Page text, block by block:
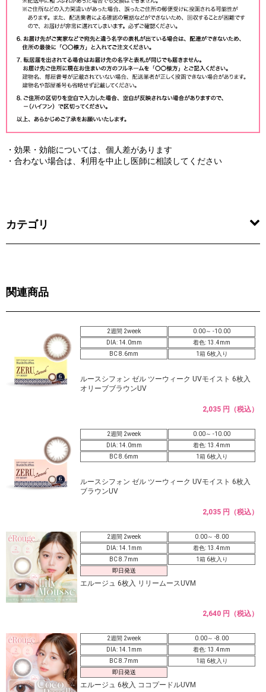
・効果・効能については、個人差があります
・合わない場合は、利用を中止し医師に相談してください
カテゴリ
関連商品
2週間 2week
0.00～ -10.00
DIA: 14.0mm
着色: 13.4mm
BC 8.6mm
1箱 6枚入り
ルースシフォン ゼル ツーウィーク UVモイスト 6枚入
オリーブブラウンUV
2,035 円（税込）
2週間 2week
0.00～ -10.00
DIA: 14.0mm
着色: 13.4mm
BC 8.6mm
1箱 6枚入り
ルースシフォン ゼル ツーウィーク UVモイスト 6枚入
ブラウンUV
2,035 円（税込）
2週間 2week
0.00～ -8.00
DIA: 14.1mm
着色: 13.4mm
BC 8.7mm
1箱 6枚入り
即日発送
エルージュ 6枚入 リリームースUVM
2,640 円（税込）
2週間 2week
0.00～ -8.00
DIA: 14.1mm
着色: 13.4mm
BC 8.7mm
1箱 6枚入り
即日発送
エルージュ 6枚入 ココプードルUVM